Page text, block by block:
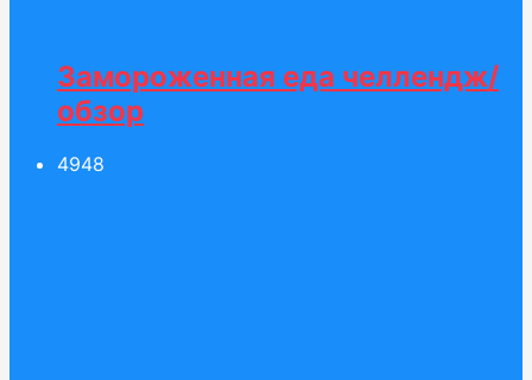
Замороженная еда челлендж/
обзор
4948